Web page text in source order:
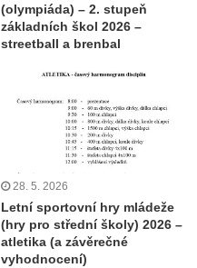
(olympiáda) – 2. stupeň
základních škol 2026 –
streetball a brenbal
28. 5. 2026
Letní sportovní hry mládeže
(hry pro střední školy) 2026 –
atletika (a závěrečné
vyhodnocení)